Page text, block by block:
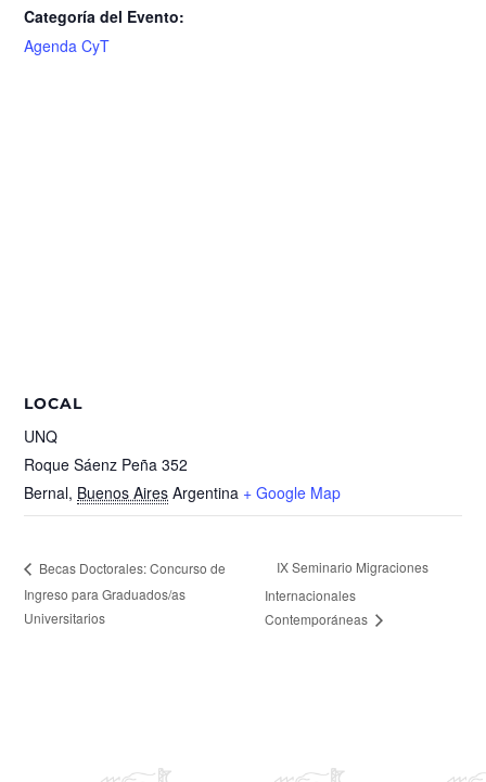
Categoría del Evento:
Agenda CyT
LOCAL
UNQ
Roque Sáenz Peña 352
Bernal, Buenos Aires Argentina + Google Map
Becas Doctorales: Concurso de
Ingreso para Graduados/as
Universitarios
IX Seminario Migraciones
Internacionales
Contemporáneas